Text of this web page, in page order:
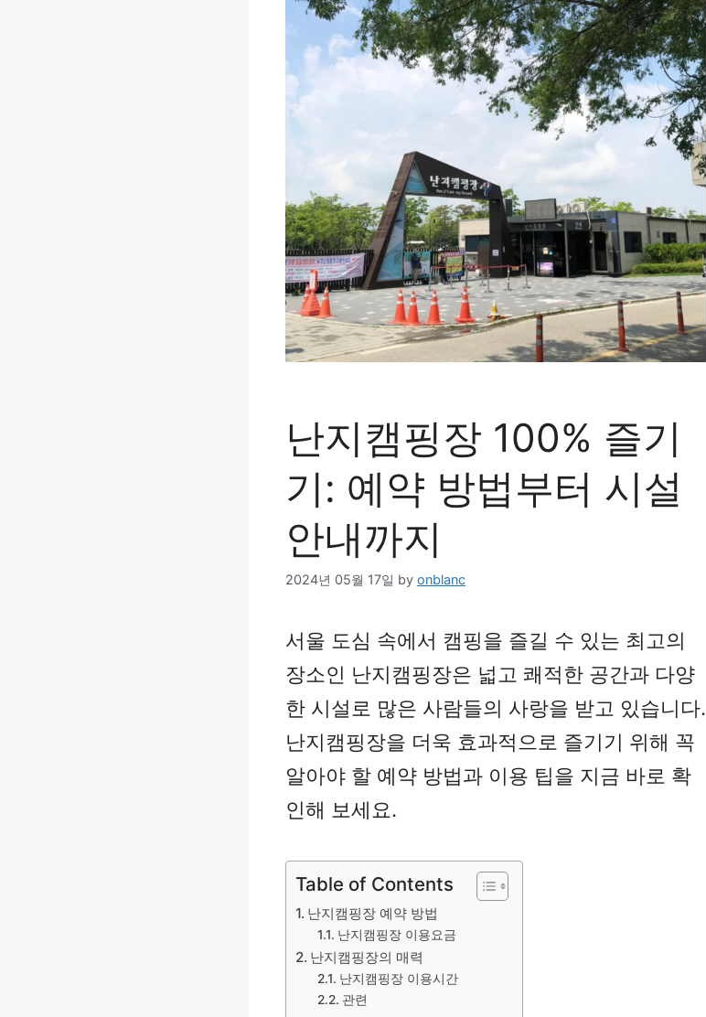
난지캠핑장 100% 즐기
기: 예약 방법부터 시설
안내까지
2024년 05월 17일 by onblanc
서울 도심 속에서 캠핑을 즐길 수 있는 최고의
장소인 난지캠핑장은 넓고 쾌적한 공간과 다양
한 시설로 많은 사람들의 사랑을 받고 있습니다.
난지캠핑장을 더욱 효과적으로 즐기기 위해 꼭
알아야 할 예약 방법과 이용 팁을 지금 바로 확
인해 보세요.
Table of Contents
난지캠핑장 예약 방법
난지캠핑장 이용요금
난지캠핑장의 매력
난지캠핑장 이용시간
관련